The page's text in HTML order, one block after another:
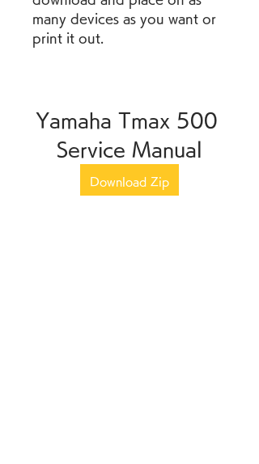
many devices as you want or
print it out.
Yamaha Tmax 500
Service Manual
Download Zip